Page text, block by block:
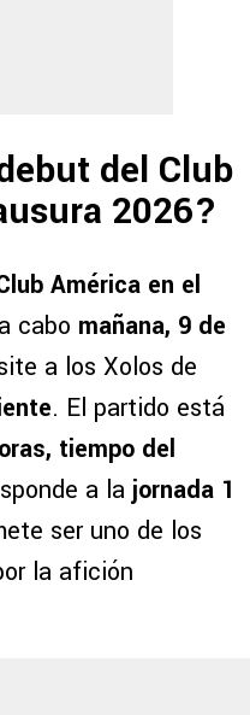
del Club
2026?
América en el
cabo mañana, 9 de
a los Xolos de
. El partido está
tiempo del
a la jornada 1
ser uno de los
la afición